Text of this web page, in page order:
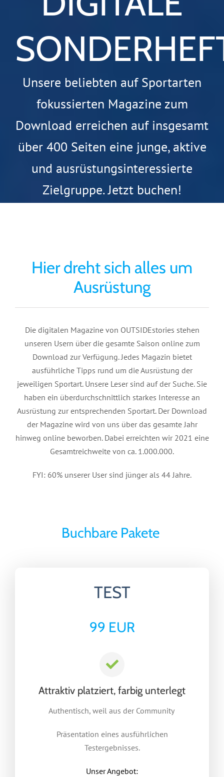
Unsere beliebten auf Sportarten
fokussierten Magazine zum
Download erreichen auf insgesamt
über 400 Seiten eine junge, aktive
und ausrüstungsinteressierte
Zielgruppe. Jetzt buchen!
Hier dreht sich alles um
Ausrüstung
Die digitalen Magazine von OUTSIDEstories stehen
unseren Usern über die gesamte Saison online zum
Download zur Verfügung. Jedes Magazin bietet
ausführliche Tipps rund um die Ausrüstung der
jeweiligen Sportart. Unsere Leser sind auf der Suche. Sie
haben ein überdurchschnittlich starkes Interesse an
Ausrüstung zur entsprechenden Sportart. Der Download
der Magazine wird von uns über das gesamte Jahr
hinweg online beworben. Dabei erreichten wir 2021 eine
Gesamtreichweite von ca. 1.000.000.
FYI: 60% unserer User sind jünger als 44 Jahre.
Buchbare Pakete
TEST
99 EUR
Attraktiv platziert, farbig unterlegt
Authentisch, weil aus der Community
Präsentation eines ausführlichen
Testergebnisses.
Unser Angebot: